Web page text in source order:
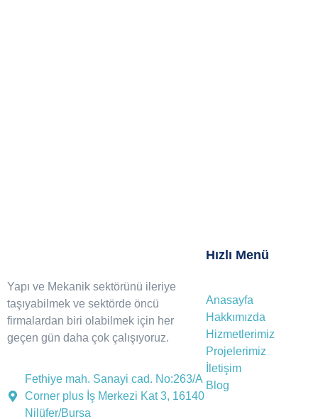
Yapı ve Mekanik sektörünü ileriye
taşıyabilmek ve sektörde öncü
firmalardan biri olabilmek için her
geçen gün daha çok çalışıyoruz.
Fethiye mah. Sanayi cad. No:263/A
Corner plus İş Merkezi Kat 3, 16140
Nilüfer/Bursa
Hızlı Menü
Anasayfa
Hakkımızda
Hizmetlerimiz
Projelerimiz
İletişim
Blog